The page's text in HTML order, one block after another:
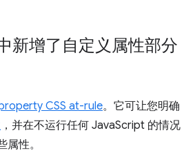
新增了自定义属性部分
CSS at-rule。它可让您明确
，并在不运行任何 JavaScript 的情况
性。